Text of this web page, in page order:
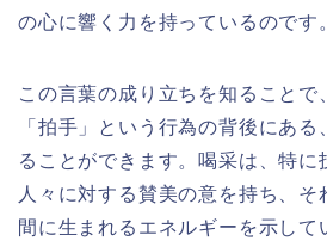
の心に響く力を持っているのです
この言葉の成り立ちを知ることで
「拍手」という行為の背後にあ
ることができます。喝采は、特に
人々に対する賛美の意を持ち、そ
間に生まれるエネルギーを示して